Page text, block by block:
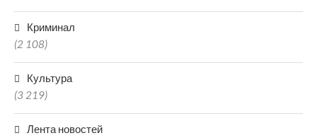
Криминал
(2 108)
Культура
(3 219)
Лента новостей